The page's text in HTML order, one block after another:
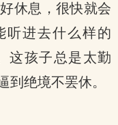
休息，很快就会
听进去什么样的
这孩子总是太勤
到绝境不罢休。